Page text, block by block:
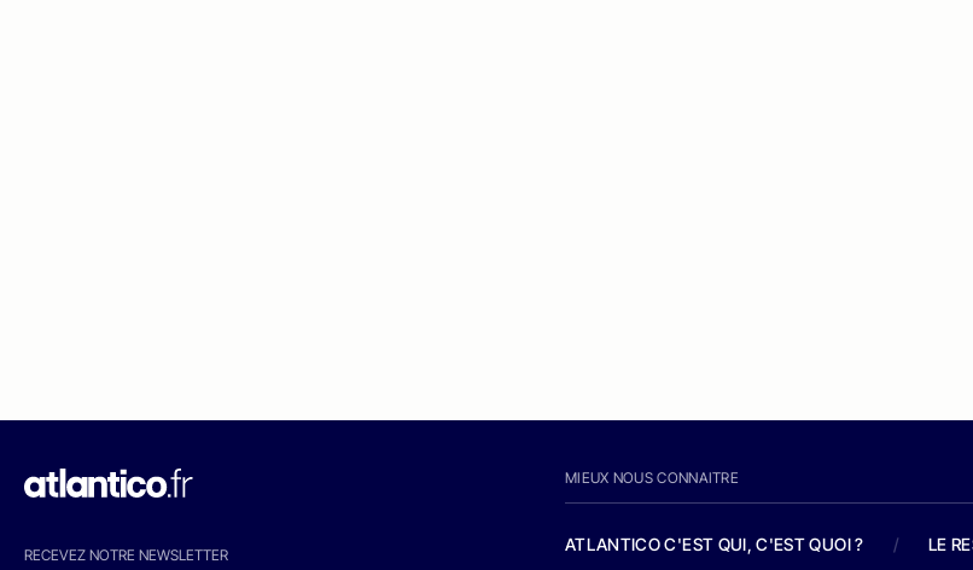
RECEVEZ NOTRE NEWSLETTER
MIEUX NOUS CONNAITRE
ATLANTICO C'EST QUI, C'EST QUOI ? / LE